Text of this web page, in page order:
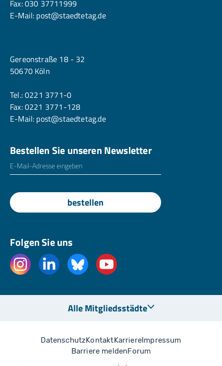
Fax: 030 37711999
E-Mail: post@staedtetag.de
Gereonstraße 18 - 32
50670 Köln
Tel.:0221 3771-0
Fax: 0221 3771-128
E-Mail: post@staedtetag.de
Bestellen Sie unseren Newsletter
E-Mailadresse
bestellen
Folgen Sie uns
Alle Mitgliedsstädte
DatenschutzKontaktKarriereImpressum
Barriere meldenForum